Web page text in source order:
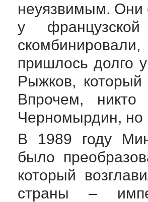
неуязвимым. Они
у
пришлось долго
Рыжков,
Впрочем,
Черномырдин, но
В 1989 году
было
который
страны –